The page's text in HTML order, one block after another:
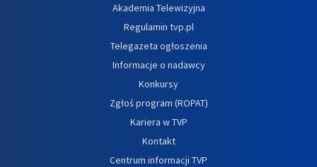
Akademia Telewizyjna
Regulamin tvp.pl
Telegazeta ogłoszenia
Informacje o nadawcy
Konkursy
Zgłoś program (ROPAT)
Kariera w TVP
Kontakt
Centrum informacji TVP